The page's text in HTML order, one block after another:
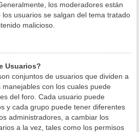
los moderadores están
usuarios se salgan del tema tratado
malicioso.
Usuarios?
conjuntos de usuarios que dividen a
con los cuales puede
del foro. Cada usuario puede
y cada grupo puede tener diferentes
administradores, a cambiar los
a la vez, tales como los permisos